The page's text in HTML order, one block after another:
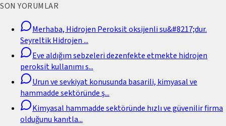
SON YORUMLAR
Merhaba, Hidrojen Peroksit oksijenli su&#8217;dur.
Seyreltik Hidrojen...
Eve aldığım sebzeleri dezenfekte etmekte hidrojen
peroksit kullanımı s...
Urun ve sevkiyat konusunda basarili, kimyasal ve
hammadde sektöründe ş...
Kimyasal hammadde sektöründe hızlı ve güvenilir firma
olduğunu kanıtla...